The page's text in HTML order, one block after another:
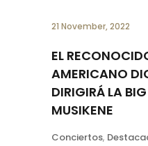
21 November, 2022
EL
AMERICANO
DIRIGIRÁ LA
MUSIKENE
Conciertos,